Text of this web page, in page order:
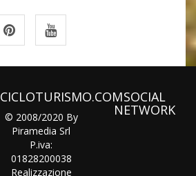
CICLOTURISMO.COM
© 2008/2020 By
Piramedia Srl
P.iva:
01828200038
Realizzazione
SOCIAL
NETWORK